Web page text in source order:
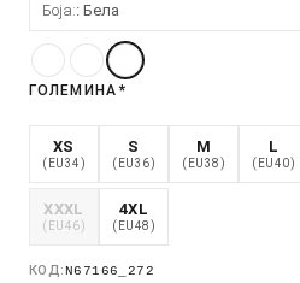
Боја: Бела
ГОЛЕМИНА *
XS
(EU34)
S
(EU36)
M
(EU38)
L
(EU40)
XXXL
(EU46)
4XL
(EU48)
КОД:N67166_272